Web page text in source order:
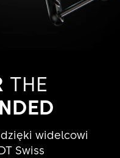
THE
widelcowi
Swiss